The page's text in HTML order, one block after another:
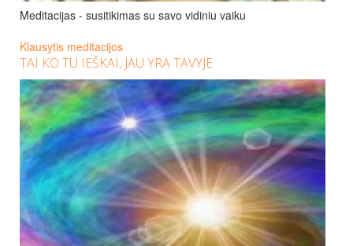
Meditacijas - susitikimas su savo vidiniu vaiku
Klausytis meditacijos
TAI KO TU IEŠKAI, JAU YRA TAVYJE